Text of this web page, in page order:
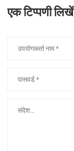
एक टिप्पणी लिखें